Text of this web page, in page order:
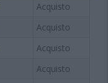
Acquisto
Acquisto
Acquisto
Acquisto